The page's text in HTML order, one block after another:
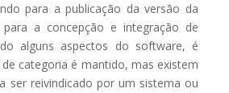
para a publicação da versão da
a concepção e integração de
alguns aspectos do software, é
de categoria é mantido, mas existem
ser reivindicado por um sistema ou